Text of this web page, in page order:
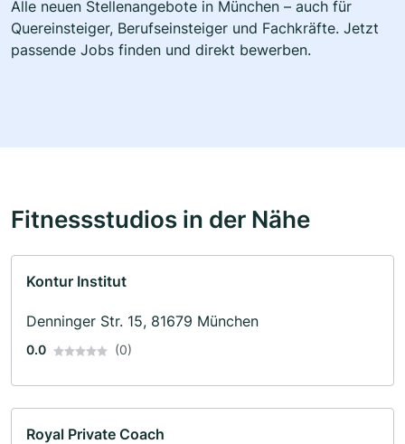
Alle neuen Stellenangebote in München – auch für
Quereinsteiger, Berufseinsteiger und Fachkräfte. Jetzt
passende Jobs finden und direkt bewerben.
Fitnessstudios in der Nähe
Kontur Institut
Denninger Str. 15, 81679 München
0.0 (0)
Royal Private Coach